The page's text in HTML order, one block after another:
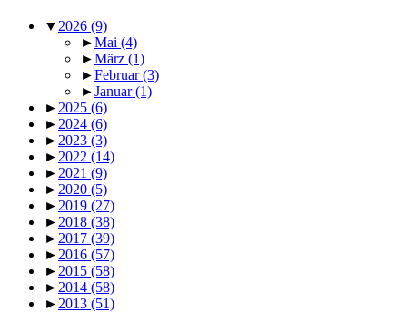
▼ 2026 (9)
►Mai (4)
►März (1)
►Februar(3)
►Januar(1)
► 2025 (6)
► 2024 (6)
► 2023 (3)
► 2022 (14)
► 2021 (9)
► 2020 (5)
► 2019 (27)
► 2018 (38)
► 2017 (39)
► 2016 (57)
► 2015 (58)
► 2014 (58)
► 2013 (51)